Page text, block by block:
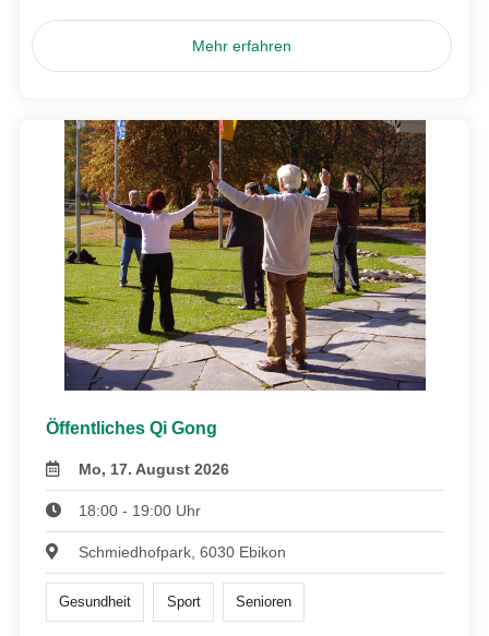
Mehr erfahren
Öffentliches Qi Gong
Mo, 17. August 2026
18:00 - 19:00 Uhr
Schmiedhofpark, 6030 Ebikon
Gesundheit Sport Senioren